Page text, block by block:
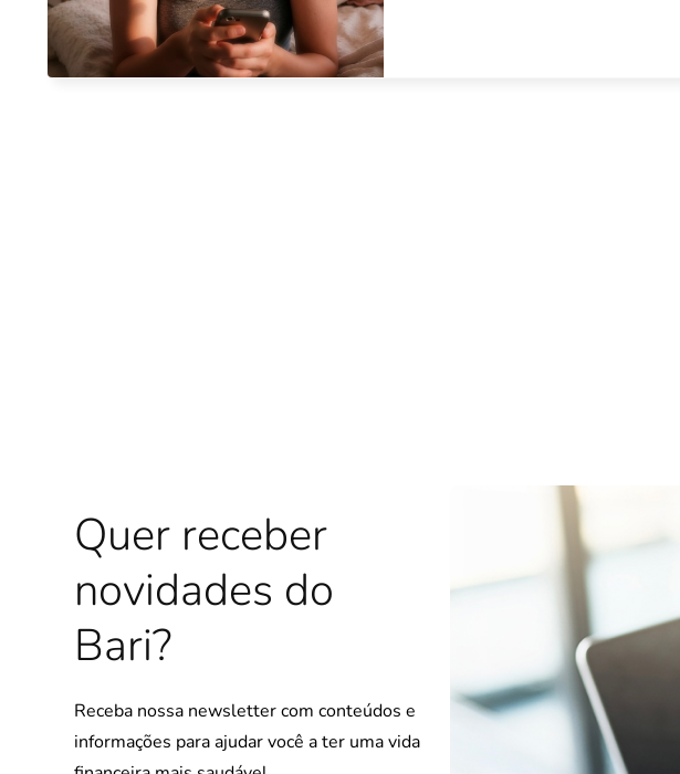
Quer receber
novidades do
Bari?
Receba nossa newsletter com conteúdos e
informações para ajudar você a ter uma vida